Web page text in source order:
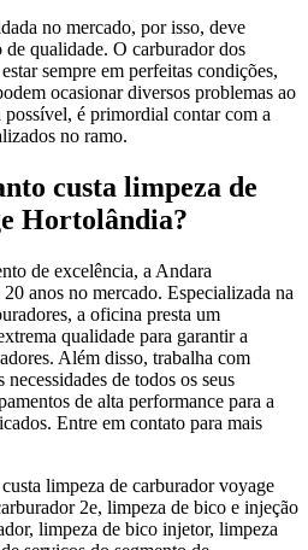
no mercado, por isso, deve
de qualidade. O carburador dos
sempre em perfeitas condições,
ocasionar diversos problemas ao
possível, é primordial contar com a
no ramo.
custa limpeza de
Hortolândia?
de excelência, a Andara
anos no mercado. Especializada na
a oficina presta um
qualidade para garantir a
Além disso, trabalha com
necessidades de todos os seus
de alta performance para a
Entre em contato para mais
limpeza de carburador voyage
2e, limpeza de bico e injeção
limpeza de bico injetor, limpeza